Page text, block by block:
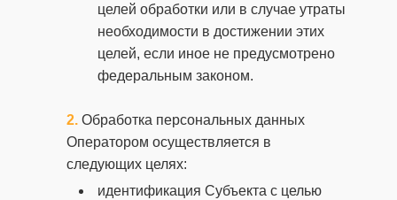
целей обработки или в случае утраты
необходимости в достижении этих
целей, если иное не предусмотрено
федеральным законом.
Обработка персональных данных
Оператором осуществляется в
следующих целях:
идентификация Субъекта с целью